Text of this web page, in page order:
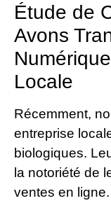
Étude de
Avons
Locale
Récemment,
entreprise
biologiques.
la notoriété de
ventes en